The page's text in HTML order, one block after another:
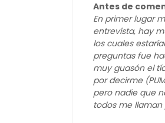
Antes de
En primer lugar
entrevista, hay
los cuales
preguntas fue
muy guasón el
por decirme
pero nadie que
todos me